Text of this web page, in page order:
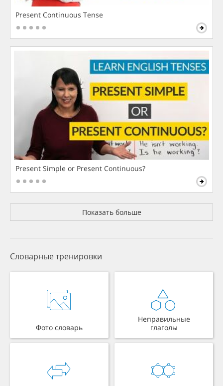
Present Continuous Tense
Present Simple or Present Continuous?
Показать больше
Словарные тренировки
Фото словарь
Неправильные
глаголы